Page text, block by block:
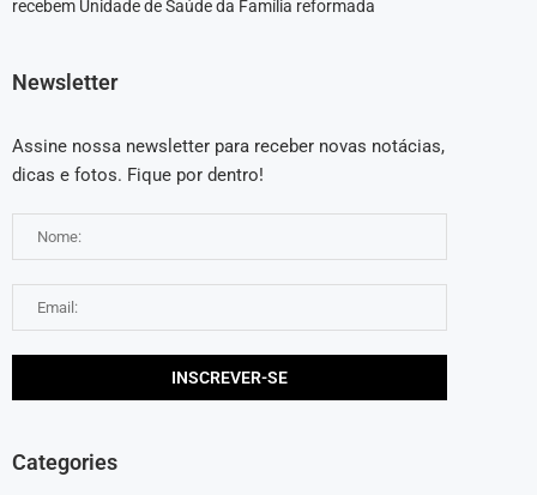
recebem Unidade de Saúde da Família reformada
Newsletter
Assine nossa newsletter para receber novas notácias,
dicas e fotos. Fique por dentro!
Categories